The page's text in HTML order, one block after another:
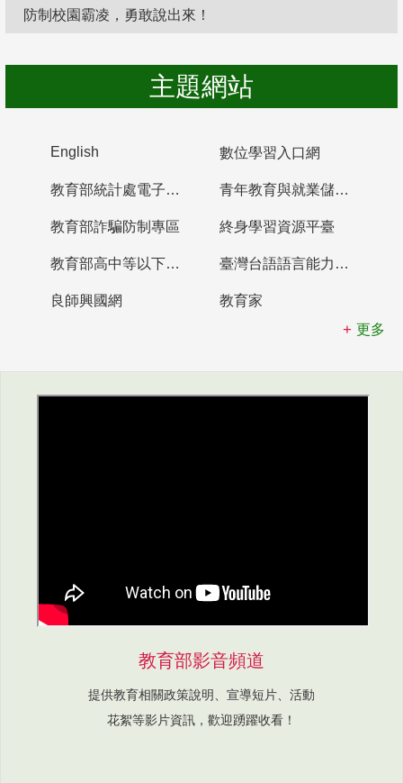
防制校園霸凌，勇敢說出來！
主題網站
English 數位學習入口網
教育部統計處電子書櫃 青年教育與就業儲蓄帳戶
教育部詐騙防制專區 終身學習資源平臺
教育部高中等以下學校及幼兒園教師資格檢定考試 臺灣台語語言能力認證網站
良師興國網
教育家
更多
教育部影音頻道
提供教育相關政策說明、宣導短片、活動
花絮等影片資訊，歡迎踴躍收看！